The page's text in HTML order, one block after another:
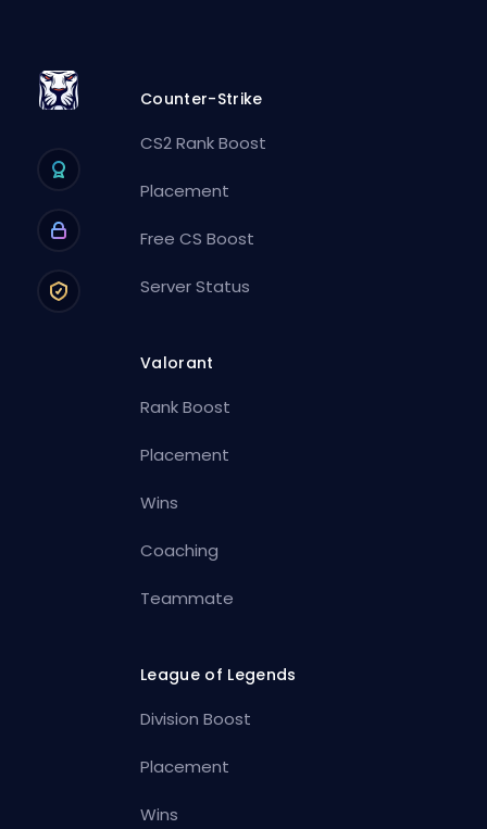
Counter-Strike
CS2 Rank Boost
Placement
Free CS Boost
Server Status
Valorant
Rank Boost
Placement
Wins
Coaching
Teammate
League of Legends
Division Boost
Placement
Wins